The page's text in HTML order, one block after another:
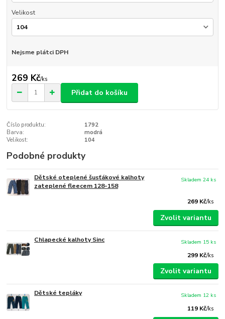
Velikost
Nejsme plátci DPH
269 Kč/ks
Přidat do košíku
Číslo produktu:
1792
Barva:
modrá
Velikost:
104
Podobné produkty
Dětské oteplené šusťákové kalhoty
zateplené fleecem 128-158
269 Kč/ks
Skladem 24 ks
Zvolit variantu
Chlapecké kalhoty Sinc
299 Kč/ks
Skladem 15 ks
Zvolit variantu
Dětské tepláky
119 Kč/ks
Skladem 12 ks